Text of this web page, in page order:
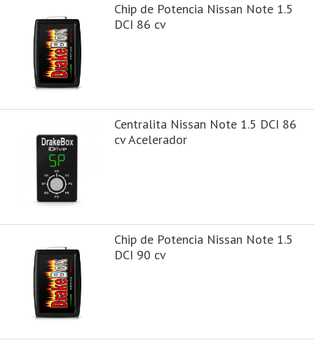
Chip de Potencia Nissan Note 1.5
DCI 86 cv
Centralita Nissan Note 1.5 DCI 86
cv Acelerador
Chip de Potencia Nissan Note 1.5
DCI 90 cv